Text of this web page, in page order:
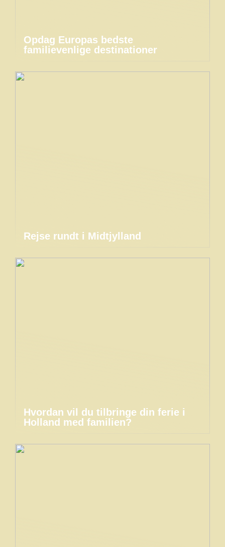
Opdag Europas bedste
familievenlige destinationer
Rejse rundt i Midtjylland
Hvordan vil du tilbringe din ferie i
Holland med familien?